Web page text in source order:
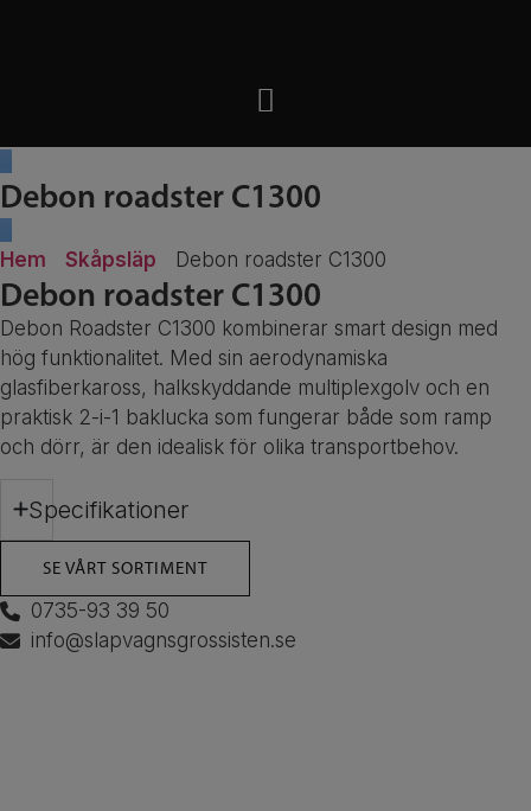
Debon roadster C1300
Hem Skåpsläp Debon roadster C1300
Debon roadster C1300
Debon Roadster C1300 kombinerar smart design med
hög funktionalitet. Med sin aerodynamiska
glasfiberkaross, halkskyddande multiplexgolv och en
praktisk 2-i-1 baklucka som fungerar både som ramp
och dörr, är den idealisk för olika transportbehov.
Specifikationer
SE VÅRT SORTIMENT
0735-93 39 50
info@slapvagnsgrossisten.se